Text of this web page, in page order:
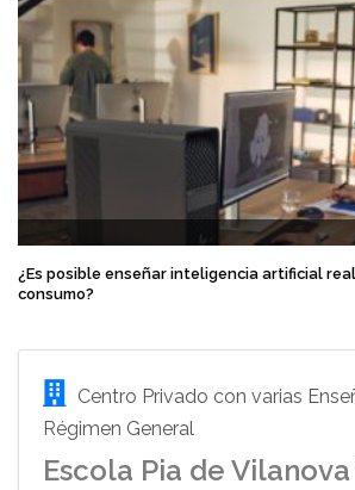
¿Es posible enseñar inteligencia artificial
consumo?
Centro Privado con varias
Régimen General
Escola Pia de